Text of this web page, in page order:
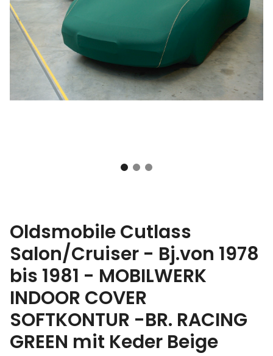
Oldsmobile Cutlass
Salon/Cruiser - Bj.von 1978
bis 1981 - MOBILWERK
INDOOR COVER
SOFTKONTUR -BR. RACING
GREEN mit Keder Beige